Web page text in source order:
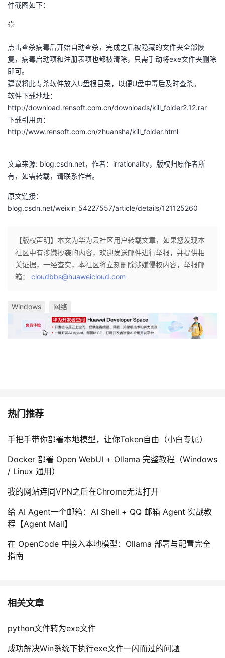
件截图如下：
点击查杀病毒后开始自动查杀，完成之后被隐藏的文件夹全部恢
复，病毒启动项和注册表项也都被清除，只需手动将exe文件夹删除
即可。
建议将此专杀软件放入U盘根目录，以便U盘中毒后及时查杀。
软件下载地址：
http://download.rensoft.com.cn/downloads/kill_folder2.12.rar
下载引用页：
http://www.rensoft.com.cn/zhuansha/kill_folder.html
文章来源: blog.csdn.net，作者：irrationality，版权归原作者所
有，如需转载，请联系作者。
原文链接：
blog.csdn.net/weixin_54227557/article/details/121125260
【版权声明】本文为华为云社区用户转载文章，如果您发现本
社区中有涉嫌抄袭的内容，欢迎发送邮件进行举报，并提供相
关证据，一经查实，本社区将立刻删除涉嫌侵权内容，举报邮
箱： cloudbbs@huaweicloud.com
Windows 网络
热门推荐
手把手带你部署本地模型，让你Token自由（小白专属）
Docker 部署 Open WebUI + Ollama 完整教程（Windows
/ Linux 通用）
我的网站连同VPN之后在Chrome无法打开
给 AI Agent一个邮箱：AI Shell + QQ 邮箱 Agent 实战教
程【Agent Mail】
在 OpenCode 中接入本地模型：Ollama 部署与配置完全
指南
相关文章
python文件转为exe文件
成功解决Win系统下执行exe文件一闪而过的问题